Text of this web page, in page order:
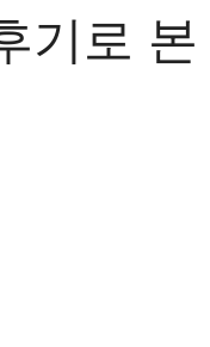
기로 본